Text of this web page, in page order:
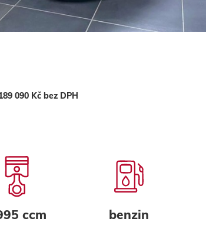
090 Kč bez DPH
ccm benzin